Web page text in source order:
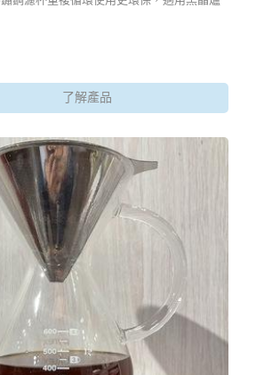
了解產品